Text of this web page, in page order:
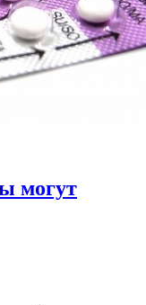
могут